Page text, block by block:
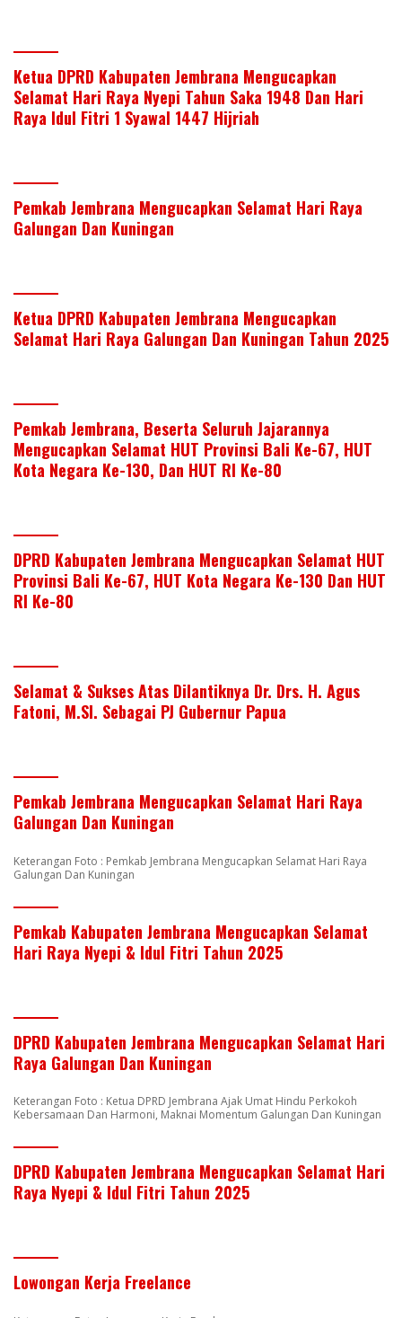
Ketua DPRD Kabupaten Jembrana Mengucapkan
Selamat Hari Raya Nyepi Tahun Saka 1948 Dan Hari
Raya Idul Fitri 1 Syawal 1447 Hijriah
Pemkab Jembrana Mengucapkan Selamat Hari Raya
Galungan Dan Kuningan
Ketua DPRD Kabupaten Jembrana Mengucapkan
Selamat Hari Raya Galungan Dan Kuningan Tahun 2025
Pemkab Jembrana, Beserta Seluruh Jajarannya
Mengucapkan Selamat HUT Provinsi Bali Ke-67, HUT
Kota Negara Ke-130, Dan HUT RI Ke-80
DPRD Kabupaten Jembrana Mengucapkan Selamat HUT
Provinsi Bali Ke-67, HUT Kota Negara Ke-130 Dan HUT
RI Ke-80
Selamat & Sukses Atas Dilantiknya Dr. Drs. H. Agus
Fatoni, M.SI. Sebagai PJ Gubernur Papua
Pemkab Jembrana Mengucapkan Selamat Hari Raya
Galungan Dan Kuningan
Keterangan Foto : Pemkab Jembrana Mengucapkan Selamat Hari Raya
Galungan Dan Kuningan
Pemkab Kabupaten Jembrana Mengucapkan Selamat
Hari Raya Nyepi & Idul Fitri Tahun 2025
DPRD Kabupaten Jembrana Mengucapkan Selamat Hari
Raya Galungan Dan Kuningan
Keterangan Foto : Ketua DPRD Jembrana Ajak Umat Hindu Perkokoh
Kebersamaan Dan Harmoni, Maknai Momentum Galungan Dan Kuningan
DPRD Kabupaten Jembrana Mengucapkan Selamat Hari
Raya Nyepi & Idul Fitri Tahun 2025
Lowongan Kerja Freelance